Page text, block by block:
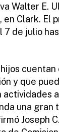
Walter E.
Clark. El
de julio
cuentan
y que
actividades
una gran
Joseph